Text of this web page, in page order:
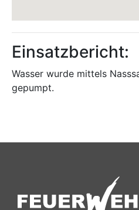
Einsatzbericht:
Wasser wurde mittels
gepumpt.